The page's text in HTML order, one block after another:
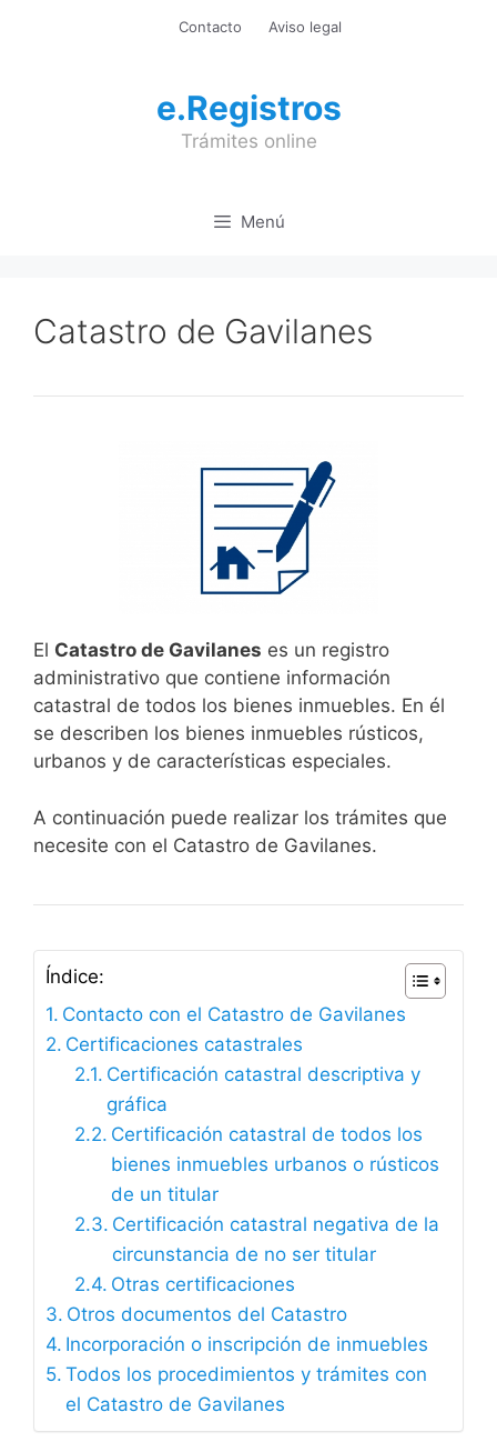
Contacto Aviso legal
e.Registros
Trámites online
Menú
Catastro de Gavilanes
El Catastro de Gavilanes es un registro
administrativo que contiene información
catastral de todos los bienes inmuebles. En él
se describen los bienes inmuebles rústicos,
urbanos y de características especiales.
A continuación puede realizar los trámites que
necesite con el Catastro de Gavilanes.
Índice:
Contacto con el Catastro de Gavilanes
Certificaciones catastrales
Certificación catastral descriptiva y
gráfica
Certificación catastral de todos los
bienes inmuebles urbanos o rústicos
de un titular
Certificación catastral negativa de la
circunstancia de no ser titular
Otras certificaciones
Otros documentos del Catastro
Incorporación o inscripción de inmuebles
Todos los procedimientos y trámites con
el Catastro de Gavilanes